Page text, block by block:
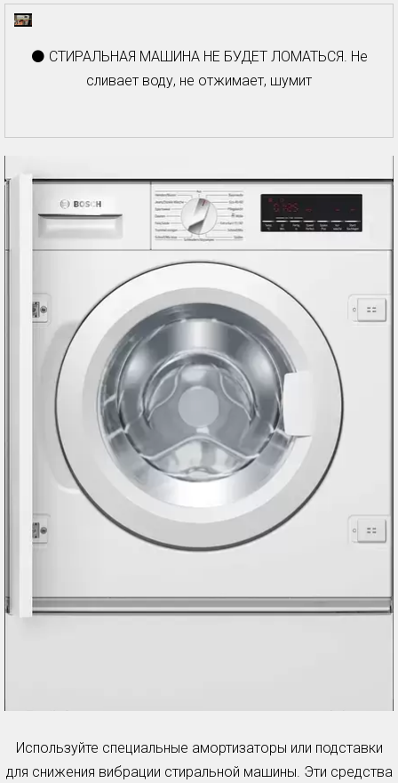
⚫ СТИРАЛЬНАЯ МАШИНА НЕ БУДЕТ ЛОМАТЬСЯ. Не
сливает воду, не отжимает, шумит
Используйте специальные амортизаторы или подставки
для снижения вибрации стиральной машины. Эти средства